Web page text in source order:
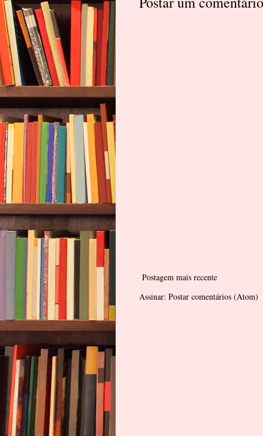
Postagem mais recente
Assinar: Postar comentários (Atom)